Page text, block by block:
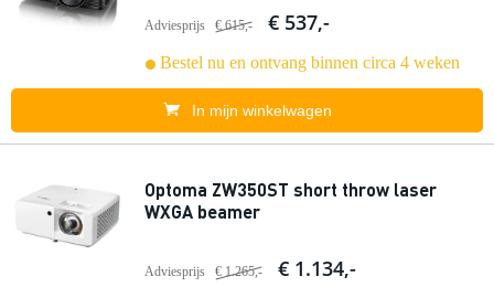
Adviesprijs € 615,- € 537,-
Bestel nu en ontvang binnen circa 4 weken
In mijn winkelwagen
Optoma ZW350ST short throw laser
WXGA beamer
Adviesprijs € 1.265,- € 1.134,-